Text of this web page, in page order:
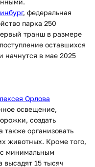
, федеральная
парка 250
транш в размере
оставшихся
начнутся в мае 2025
Орлова
освещение,
создать
также организовать
животных. Кроме того,
с минимальным
высадят 15 тысяч